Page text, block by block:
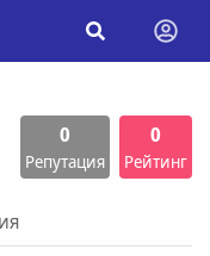
0
Репутация
0
Рейтинг